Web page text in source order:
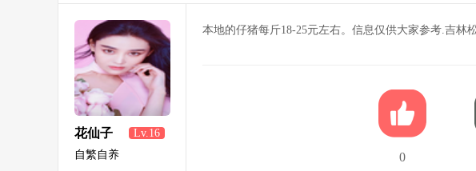
花仙子
Lv.16
自繁自养
本地的仔猪每斤18-25元左右。信息仅供大家参考.吉林
0